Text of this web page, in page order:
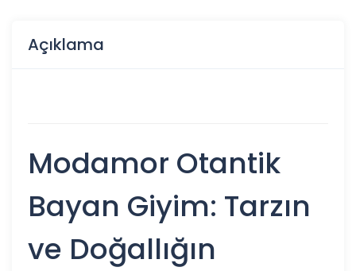
Açıklama
Modamor Otantik
Bayan Giyim: Tarzın
ve Doğallığın